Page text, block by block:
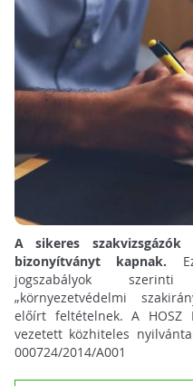
A sikeres szakvizsgázók
bizonyítványt kapnak.
jogszabályok szerinti
„környezetvédelmi
előírt feltételnek. A HOSZ
vezetett közhiteles
000724/2014/A001